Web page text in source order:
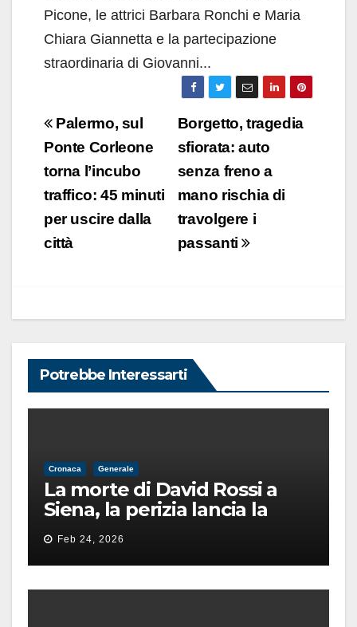
Picone, le attrici Barbara Ronchi e Maria
Chiara Giannetta e la partecipazione
straordinaria di Giovanni...
Navigazione
articoli
Borgetto, tragedia
sfiorata: auto
senza freno a
mano rischia di
travolgere i
passanti
Palermo, sul
Ponte Corleone
torna l’incubo
traffico: 45 minuti
per uscire dalla
città
Potrebbe Interessarti
Cronaca Generale
La morte di David Rossi a
Siena, la perizia lancia la
pista di un’intimidazione
finita male
Feb 24, 2026